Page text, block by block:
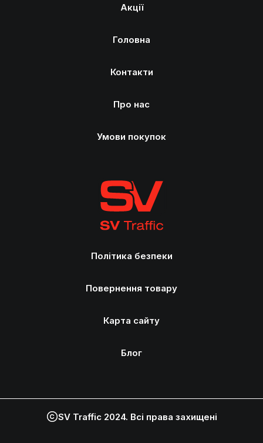
Політика безпеки
Повернення товару
Карта сайту
Блог
Акції
Головна
Контакти
Про нас
Умови покупок
SV Traffic 2024. Всі права захищені